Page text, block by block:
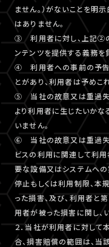
ません。）がないことを明
はありません。
③ 利用者に対し、上記②
ンテンツを提供する義務を
④ 利用者への事前の予告
とがあり、利用者は予めこ
⑤ 当社の故意又は重過失
より利用者に生じたいかな
いません。
⑥ 当社の故意又は重過失
ビスの利用に関連して利
要な設備又はシステムへ
停止もしくは利用制限、
った損害、及び、利用者と
用者が被った損害に関し、
２．当社が利用者に対し
合、損害賠償の範囲は、